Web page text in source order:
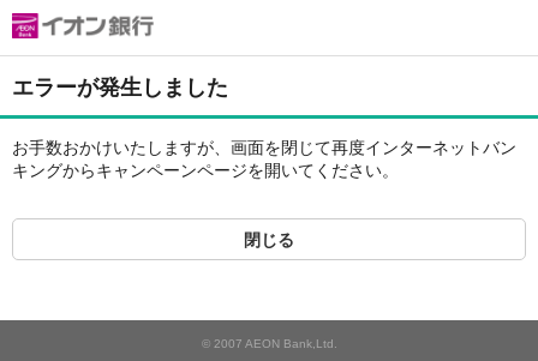
エラーが発生しました
お手数おかけいたしますが、画面を閉じて再度インターネットバン
キングからキャンペーンページを開いてください。
閉じる
© 2007 AEON Bank,Ltd.